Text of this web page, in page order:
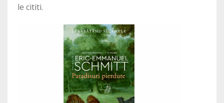
le cititi.